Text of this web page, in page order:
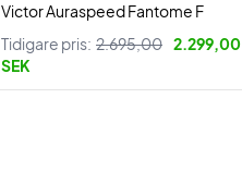
Victor Auraspeed Fantome F
Tidigare pris: 2.695,00 2.299,00
SEK